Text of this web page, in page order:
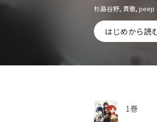
杉島谷野, 貫徹, peep
はじめから読
1巻